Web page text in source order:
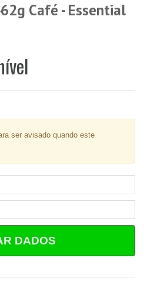
Café - Essential
ser avisado quando este
DADOS